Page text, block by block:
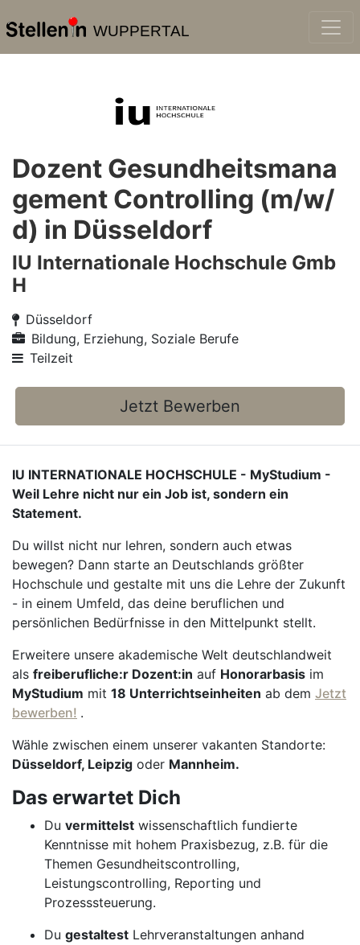
WUPPERTAL
Dozent Gesundheitsmana
gement Controlling (m/w/
d) in Düsseldorf
IU Internationale Hochschule Gmb
H
Düsseldorf
Bildung, Erziehung, Soziale Berufe
Teilzeit
Jetzt Bewerben
IU INTERNATIONALE HOCHSCHULE - MyStudium -
Weil Lehre nicht nur ein Job ist, sondern ein
Statement.
Du willst nicht nur lehren, sondern auch etwas
bewegen? Dann starte an Deutschlands größter
Hochschule und gestalte mit uns die Lehre der Zukunft
- in einem Umfeld, das deine beruflichen und
persönlichen Bedürfnisse in den Mittelpunkt stellt.
Erweitere unsere akademische Welt deutschlandweit
als freiberufliche:r Dozent:in auf Honorarbasis im
MyStudium mit 18 Unterrichtseinheiten ab dem Jetzt
bewerben! .
Wähle zwischen einem unserer vakanten Standorte:
Düsseldorf, Leipzig oder Mannheim.
Das erwartet Dich
Du vermittelst wissenschaftlich fundierte
Kenntnisse mit hohem Praxisbezug, z.B. für die
Themen Gesundheitscontrolling,
Leistungscontrolling, Reporting und
Prozesssteuerung.
Du gestaltest Lehrveranstaltungen anhand